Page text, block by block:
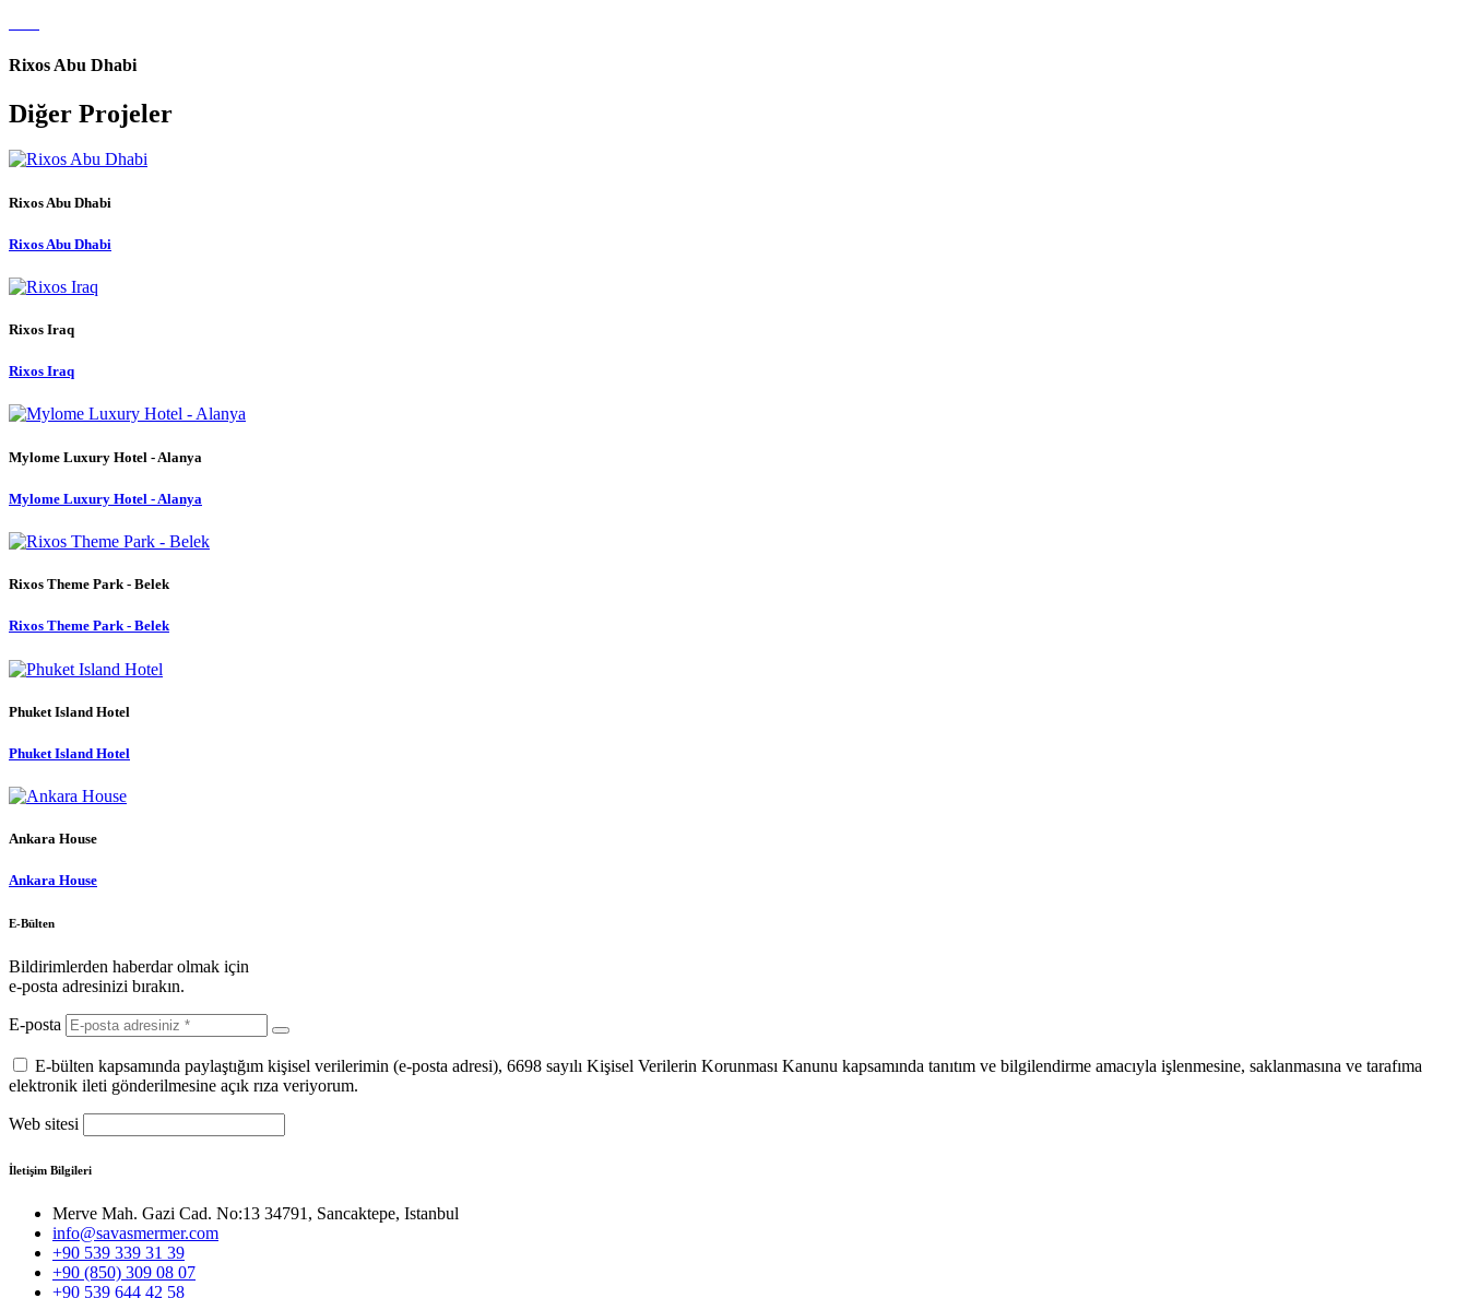
Rixos Abu Dhabi
Diğer Projeler
Rixos Abu Dhabi
Rixos Abu Dhabi
Rixos Iraq
Rixos Iraq
Mylome Luxury Hotel - Alanya
Mylome Luxury Hotel - Alanya
Rixos Theme Park - Belek
Rixos Theme Park - Belek
Phuket Island Hotel
Phuket Island Hotel
Ankara House
Ankara House
E-Bülten
Bildirimlerden haberdar olmak için
e-posta adresinizi bırakın.
E-posta
E-bülten kapsamında paylaştığım kişisel verilerimin (e-posta adresi), 6698 sayılı Kişisel Verilerin Korunması Kanunu kapsamında tanıtım ve bilgilendirme amacıyla işlenmesine, saklanmasına ve tarafıma
elektronik ileti gönderilmesine açık rıza veriyorum.
Web sitesi
İletişim Bilgileri
Merve Mah. Gazi Cad. No:13 34791, Sancaktepe, Istanbul
info@savasmermer.com
+90 539 339 31 39
+90 (850) 309 08 07
+90 539 644 42 58